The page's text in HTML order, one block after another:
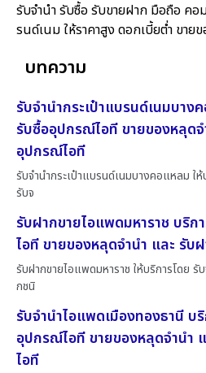
รับจำนำ รับซื้อ รับขายฝาก มือถือ ค
รนด์เนม ให้ราคาสูง ดอกเบี้ยต่ำ ขาย
บทความ
รับจำนำกระเป๋าแบรนด์เนมบาง
รับซื้ออุปกรณ์ไอที ขายของหลุด
อุปกรณ์ไอที
รับจำนำกระเป๋าแบรนด์เนมบางคอแหลม ใ
รับจ
รับฝากขายไอแพดมหาราช บริ
ไอที ขายของหลุดจำนำ และ รับ
รับฝากขายไอแพดมหาราช ให้บริการโดย
กชนิ
รับจำนำไอแพดเมืองทองธานี บ
อุปกรณ์ไอที ขายของหลุดจำนำ
ไอที